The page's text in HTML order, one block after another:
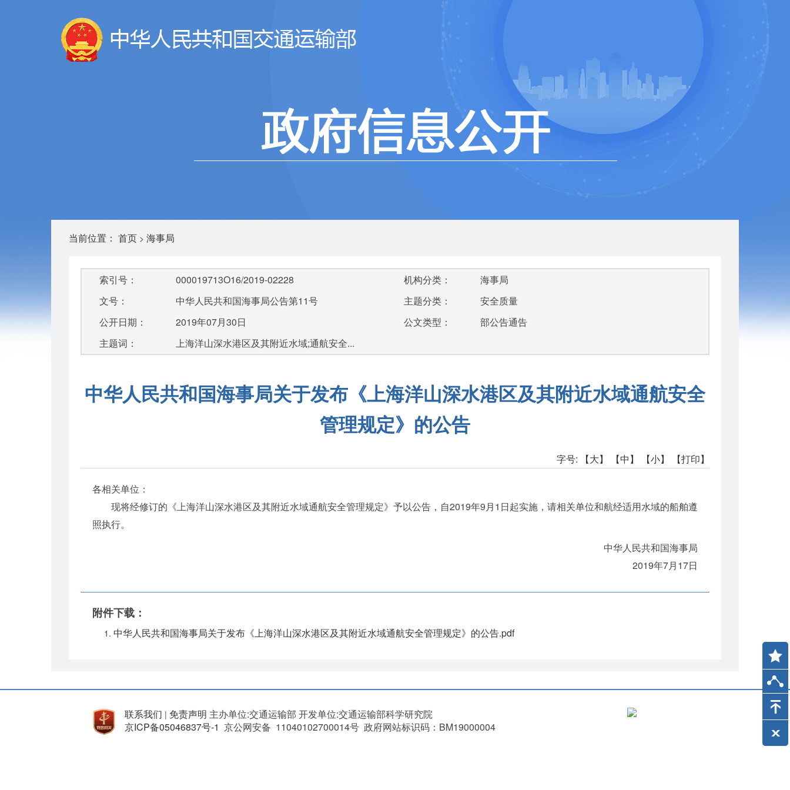
当前位置： 首页 > 海事局
索引号：
000019713O16/2019-02228
文号：
中华人民共和国海事局公告第11号
公开日期：
2019年07月30日
主题词：
上海洋山深水港区及其附近水域;通航安全...
机构分类：
海事局
主题分类：
安全质量
公文类型：
部公告通告
中华人民共和国海事局关于发布《上海洋山深水港区及其附近水域通航安全
管理规定》的公告
字号: 【大】 【中】 【小】 【打印】
各相关单位：
现将经修订的《上海洋山深水港区及其附近水域通航安全管理规定》予以公告，自2019年9月1日起实施，请相关单位和航经适用水域的船舶遵
照执行。
中华人民共和国海事局
2019年7月17日
附件下载：
中华人民共和国海事局关于发布《上海洋山深水港区及其附近水域通航安全管理规定》的公告.pdf
联系我们 | 免责声明 主办单位:交通运输部 开发单位:交通运输部科学研究院
京ICP备05046837号-1 京公网安备 11040102700014号 政府网站标识码：BM19000004